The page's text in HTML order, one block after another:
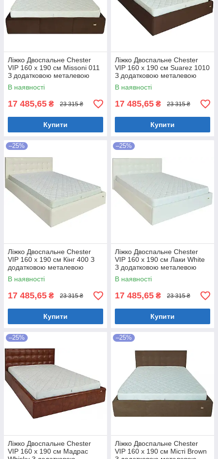
Ліжко Двоспальне Chester
VIP 160 х 190 см Missoni 011
З додатковою металевою
цільнозварною рамою
Темно-коричневий
В наявності
17 485,65 ₴ 23 315 ₴
Купити
Ліжко Двоспальне Chester
VIP 160 х 190 см Suarez 1010
З додатковою металевою
цільнозварною рамою
Коричневий
В наявності
17 485,65 ₴ 23 315 ₴
Купити
–25%
Ліжко Двоспальне Chester
VIP 160 х 190 см Кінг 400 З
додатковою металевою
цільнозварною рамою C1
Білий
В наявності
17 485,65 ₴ 23 315 ₴
Купити
–25%
Ліжко Двоспальне Chester
VIP 160 х 190 см Лаки White
З додатковою металевою
цільнозварною рамою Білий
В наявності
17 485,65 ₴ 23 315 ₴
Купити
–25%
Ліжко Двоспальне Chester
VIP 160 х 190 см Мадрас
–25%
Ліжко Двоспальне Chester
VIP 160 х 190 см Місті Brown